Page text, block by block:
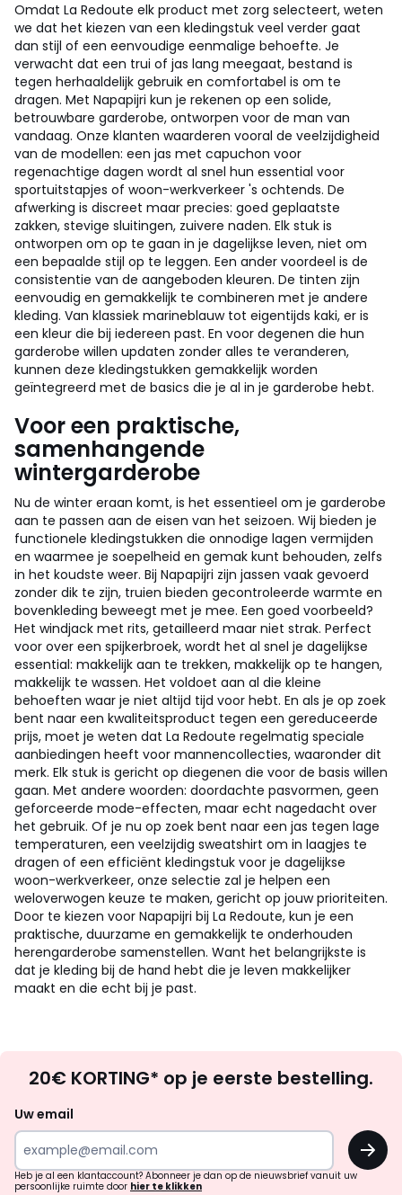
Omdat La Redoute elk product met zorg selecteert, weten
we dat het kiezen van een kledingstuk veel verder gaat
dan stijl of een eenvoudige eenmalige behoefte. Je
verwacht dat een trui of jas lang meegaat, bestand is
tegen herhaaldelijk gebruik en comfortabel is om te
dragen. Met Napapijri kun je rekenen op een solide,
betrouwbare garderobe, ontworpen voor de man van
vandaag. Onze klanten waarderen vooral de veelzijdigheid
van de modellen: een jas met capuchon voor
regenachtige dagen wordt al snel hun essential voor
sportuitstapjes of woon-werkverkeer 's ochtends. De
afwerking is discreet maar precies: goed geplaatste
zakken, stevige sluitingen, zuivere naden. Elk stuk is
ontworpen om op te gaan in je dagelijkse leven, niet om
een bepaalde stijl op te leggen. Een ander voordeel is de
consistentie van de aangeboden kleuren. De tinten zijn
eenvoudig en gemakkelijk te combineren met je andere
kleding. Van klassiek marineblauw tot eigentijds kaki, er is
een kleur die bij iedereen past. En voor degenen die hun
garderobe willen updaten zonder alles te veranderen,
kunnen deze kledingstukken gemakkelijk worden
geïntegreerd met de basics die je al in je garderobe hebt.
Voor een praktische,
samenhangende
wintergarderobe
Nu de winter eraan komt, is het essentieel om je garderobe
aan te passen aan de eisen van het seizoen. Wij bieden je
functionele kledingstukken die onnodige lagen vermijden
en waarmee je soepelheid en gemak kunt behouden, zelfs
in het koudste weer. Bij Napapijri zijn jassen vaak gevoerd
zonder dik te zijn, truien bieden gecontroleerde warmte en
bovenkleding beweegt met je mee. Een goed voorbeeld?
Het windjack met rits, getailleerd maar niet strak. Perfect
voor over een spijkerbroek, wordt het al snel je dagelijkse
essential: makkelijk aan te trekken, makkelijk op te hangen,
makkelijk te wassen. Het voldoet aan al die kleine
behoeften waar je niet altijd tijd voor hebt. En als je op zoek
bent naar een kwaliteitsproduct tegen een gereduceerde
prijs, moet je weten dat La Redoute regelmatig speciale
aanbiedingen heeft voor mannencollecties, waaronder dit
merk. Elk stuk is gericht op diegenen die voor de basis willen
gaan. Met andere woorden: doordachte pasvormen, geen
geforceerde mode-effecten, maar echt nagedacht over
het gebruik. Of je nu op zoek bent naar een jas tegen lage
temperaturen, een veelzijdig sweatshirt om in laagjes te
dragen of een efficiënt kledingstuk voor je dagelijkse
woon-werkverkeer, onze selectie zal je helpen een
weloverwogen keuze te maken, gericht op jouw prioriteiten.
Door te kiezen voor Napapijri bij La Redoute, kun je een
praktische, duurzame en gemakkelijk te onderhouden
herengarderobe samenstellen. Want het belangrijkste is
dat je kleding bij de hand hebt die je leven makkelijker
maakt en die echt bij je past.
zoek
inspiratie
verrassingen?
20€ KORTING* op je eerste bestelling.
Uw email
OK
Heb je al een klantaccount? Abonneer je dan op de nieuwsbrief vanuit uw
persoonlijke ruimte door hier te klikken